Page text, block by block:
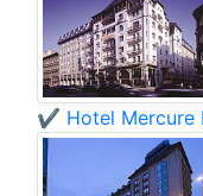
✔️ Hotel Mercure